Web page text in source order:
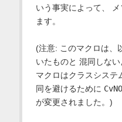
いう事実によって、
ます。
(注意: このマクロは、
いたものと 混同しな
マクロはクラスシステ
同を避けるために
が変更されました。)